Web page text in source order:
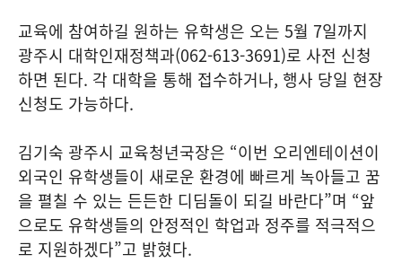
교육에 참여하길 원하는 유학생은 오는 5월 7일까지
광주시 대학인재정책과(062-613-3691)로 사전 신청
하면 된다. 각 대학을 통해 접수하거나, 행사 당일 현장
신청도 가능하다.
김기숙 광주시 교육청년국장은 “이번 오리엔테이션이
외국인 유학생들이 새로운 환경에 빠르게 녹아들고 꿈
을 펼칠 수 있는 든든한 디딤돌이 되길 바란다”며 “앞
으로도 유학생들의 안정적인 학업과 정주를 적극적으
로 지원하겠다”고 밝혔다.